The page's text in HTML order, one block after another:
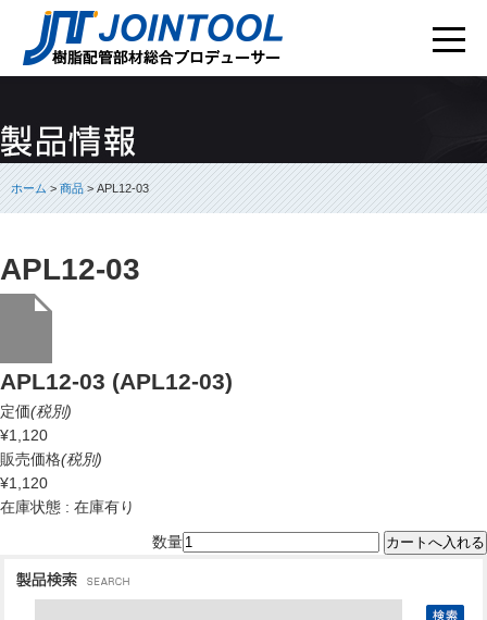
ホーム>商品> APL12-03
APL12-03
APL12-03 (APL12-03)
定価(税別)
¥1,120
販売価格(税別)
¥1,120
在庫状態 : 在庫有り
数量